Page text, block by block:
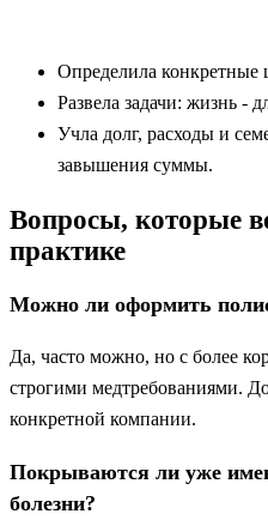
Определила конкретные
Развела задачи: жизнь -
Учла долг, расходы и
завышения суммы.
Вопросы, которые
практике
Можно ли оформить
Да, часто можно, но с более
строгими медтребованиями.
конкретной компании.
Покрываются ли уже
болезни?